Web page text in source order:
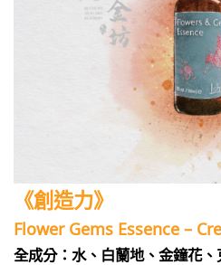
《創造力》
Flower Gems Essence –
全成分：水、白蘭地、金鐘花